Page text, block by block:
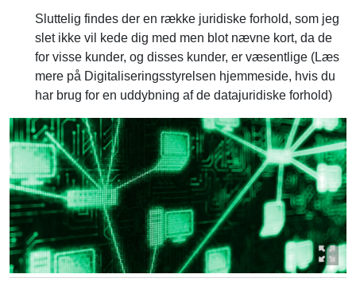
for visse kunder, og disses kunder, er væsentlige (Læs
mere på Digitaliseringsstyrelsen hjemmeside, hvis du
har brug for en uddybning af de datajuridiske forhold)